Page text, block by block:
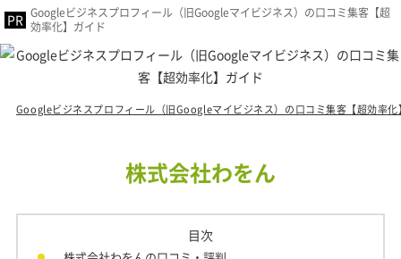
Googleビジネスプロフィール（旧Googleマイビジネス）の口コミ集客【超
効率化】ガイド
Googleビジネスプロフィール（旧Googleマイビジネス）の口コミ集客【超効率化
株式会社わをん
目次